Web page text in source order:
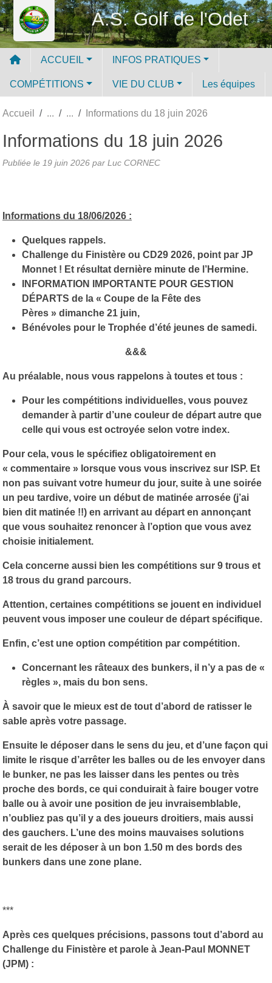
A.S. Golf de l'Odet
ACCUEIL INFOS PRATIQUES
COMPÉTITIONS VIE DU CLUB Les équipes
Accueil Informations du 18 juin 2026
Informations du 18 juin 2026
Publiée le 19 juin 2026 par Luc CORNEC
Informations du 18/06/2026 :
Quelques rappels.
Challenge du Finistère ou CD29 2026, point par JP
Monnet ! Et résultat dernière minute de l’Hermine.
INFORMATION IMPORTANTE POUR GESTION
DÉPARTS de la « Coupe de la Fête des
Pères » dimanche 21 juin,
Bénévoles pour le Trophée d’été jeunes de samedi.
&&&
Au préalable, nous vous rappelons à toutes et tous :
Pour les compétitions individuelles, vous pouvez
demander à partir d’une couleur de départ autre que
celle qui vous est octroyée selon votre index.
Pour cela, vous le spécifiez obligatoirement en
« commentaire » lorsque vous vous inscrivez sur ISP. Et
non pas suivant votre humeur du jour, suite à une soirée
un peu tardive, voire un début de matinée arrosée (j’ai
bien dit matinée !!) en arrivant au départ en annonçant
que vous souhaitez renoncer à l’option que vous avez
choisie initialement.
Cela concerne aussi bien les compétitions sur 9 trous et
18 trous du grand parcours.
Attention, certaines compétitions se jouent en individuel
peuvent vous imposer une couleur de départ spécifique.
Enfin, c’est une option compétition par compétition.
Concernant les râteaux des bunkers, il n’y a pas de «
règles », mais du bon sens.
À savoir que le mieux est de tout d’abord de ratisser le
sable après votre passage.
Ensuite le déposer dans le sens du jeu, et d’une façon qui
limite le risque d’arrêter les balles ou de les envoyer dans
le bunker, ne pas les laisser dans les pentes ou très
proche des bords, ce qui conduirait à faire bouger votre
balle ou à avoir une position de jeu invraisemblable,
n’oubliez pas qu’il y a des joueurs droitiers, mais aussi
des gauchers. L’une des moins mauvaises solutions
serait de les déposer à un bon 1.50 m des bords des
bunkers dans une zone plane.
***
Après ces quelques précisions, passons tout d’abord au
Challenge du Finistère et parole à Jean-Paul MONNET
(JPM) :
Panneau de gestion des cookies